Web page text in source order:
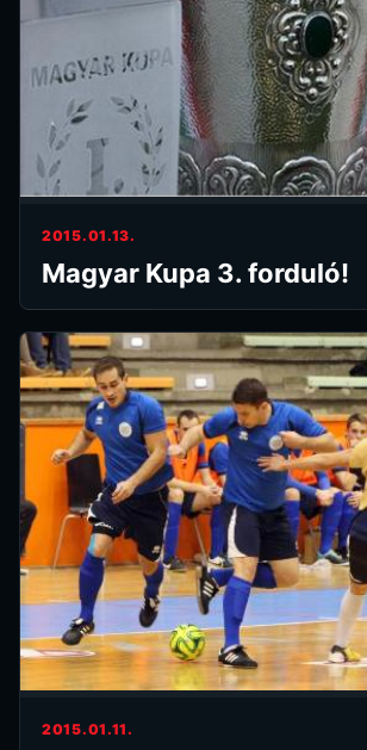
2015.01.13.
Magyar Kupa 3. forduló!
2015.01.11.